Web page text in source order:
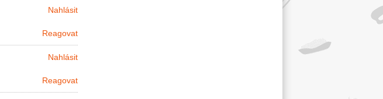
Nahlásit
Reagovat
Nahlásit
Reagovat